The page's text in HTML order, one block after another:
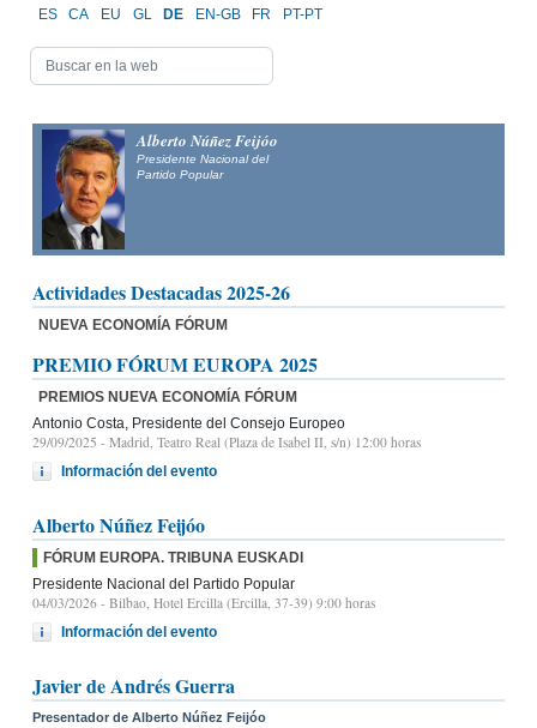
ES CA EU GL DE EN-GB FR PT-PT
Alberto Núñez Feijóo
Presidente Nacional del
Partido Popular
Actividades Destacadas 2025-26
NUEVA ECONOMÍA FÓRUM
PREMIO FÓRUM EUROPA 2025
PREMIOS NUEVA ECONOMÍA FÓRUM
Antonio Costa, Presidente del Consejo Europeo
29/09/2025 - Madrid, Teatro Real (Plaza de Isabel II, s/n) 12:00 horas
Información del evento
Alberto Núñez Feijóo
FÓRUM EUROPA. TRIBUNA EUSKADI
Presidente Nacional del Partido Popular
04/03/2026 - Bilbao, Hotel Ercilla (Ercilla, 37-39) 9:00 horas
Información del evento
Javier de Andrés Guerra
Presentador de Alberto Núñez Feijóo